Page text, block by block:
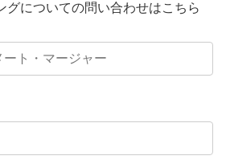
グについての問い合わせはこちら